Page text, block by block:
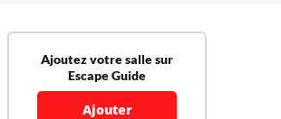
Ajoutez votre salle sur
Escape Guide
Ajouter